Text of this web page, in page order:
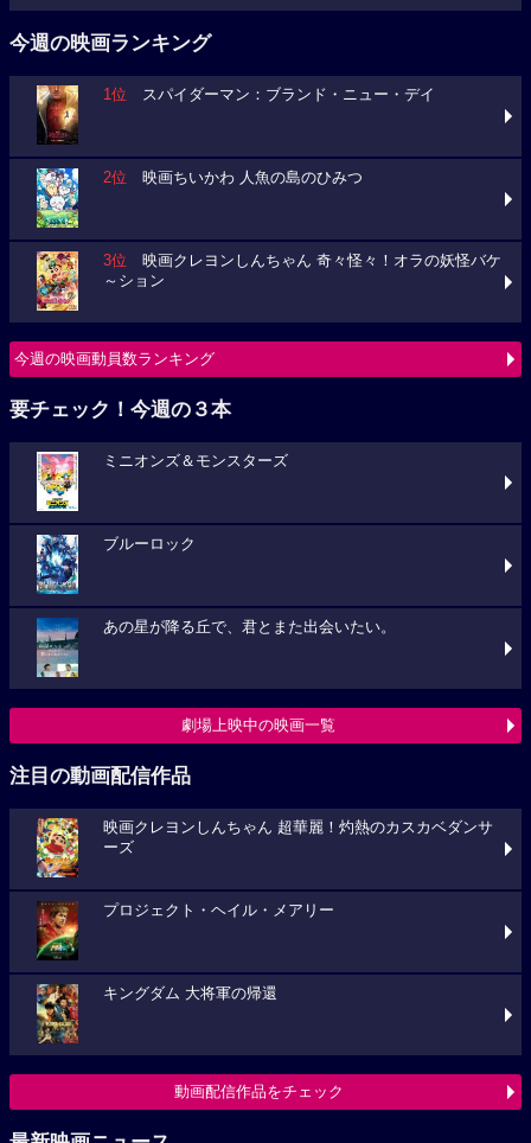
今週の映画ランキング
1位 スパイダーマン：ブランド・ニュー・デイ
2位 映画ちいかわ 人魚の島のひみつ
3位 映画クレヨンしんちゃん 奇々怪々！オラの妖怪バケ
～ション
今週の映画動員数ランキング
要チェック！今週の３本
ミニオンズ＆モンスターズ
ブルーロック
あの星が降る丘で、君とまた出会いたい。
劇場上映中の映画一覧
注目の動画配信作品
映画クレヨンしんちゃん 超華麗！灼熱のカスカベダンサ
ーズ
プロジェクト・ヘイル・メアリー
キングダム 大将軍の帰還
動画配信作品をチェック